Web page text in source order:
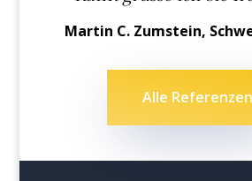
Martin C. Zumstein,
Alle Referenzen